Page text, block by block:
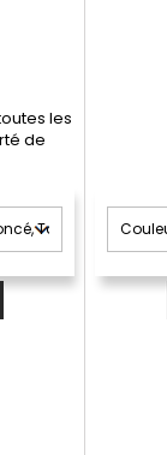
les
de
gêner.;
et
et une